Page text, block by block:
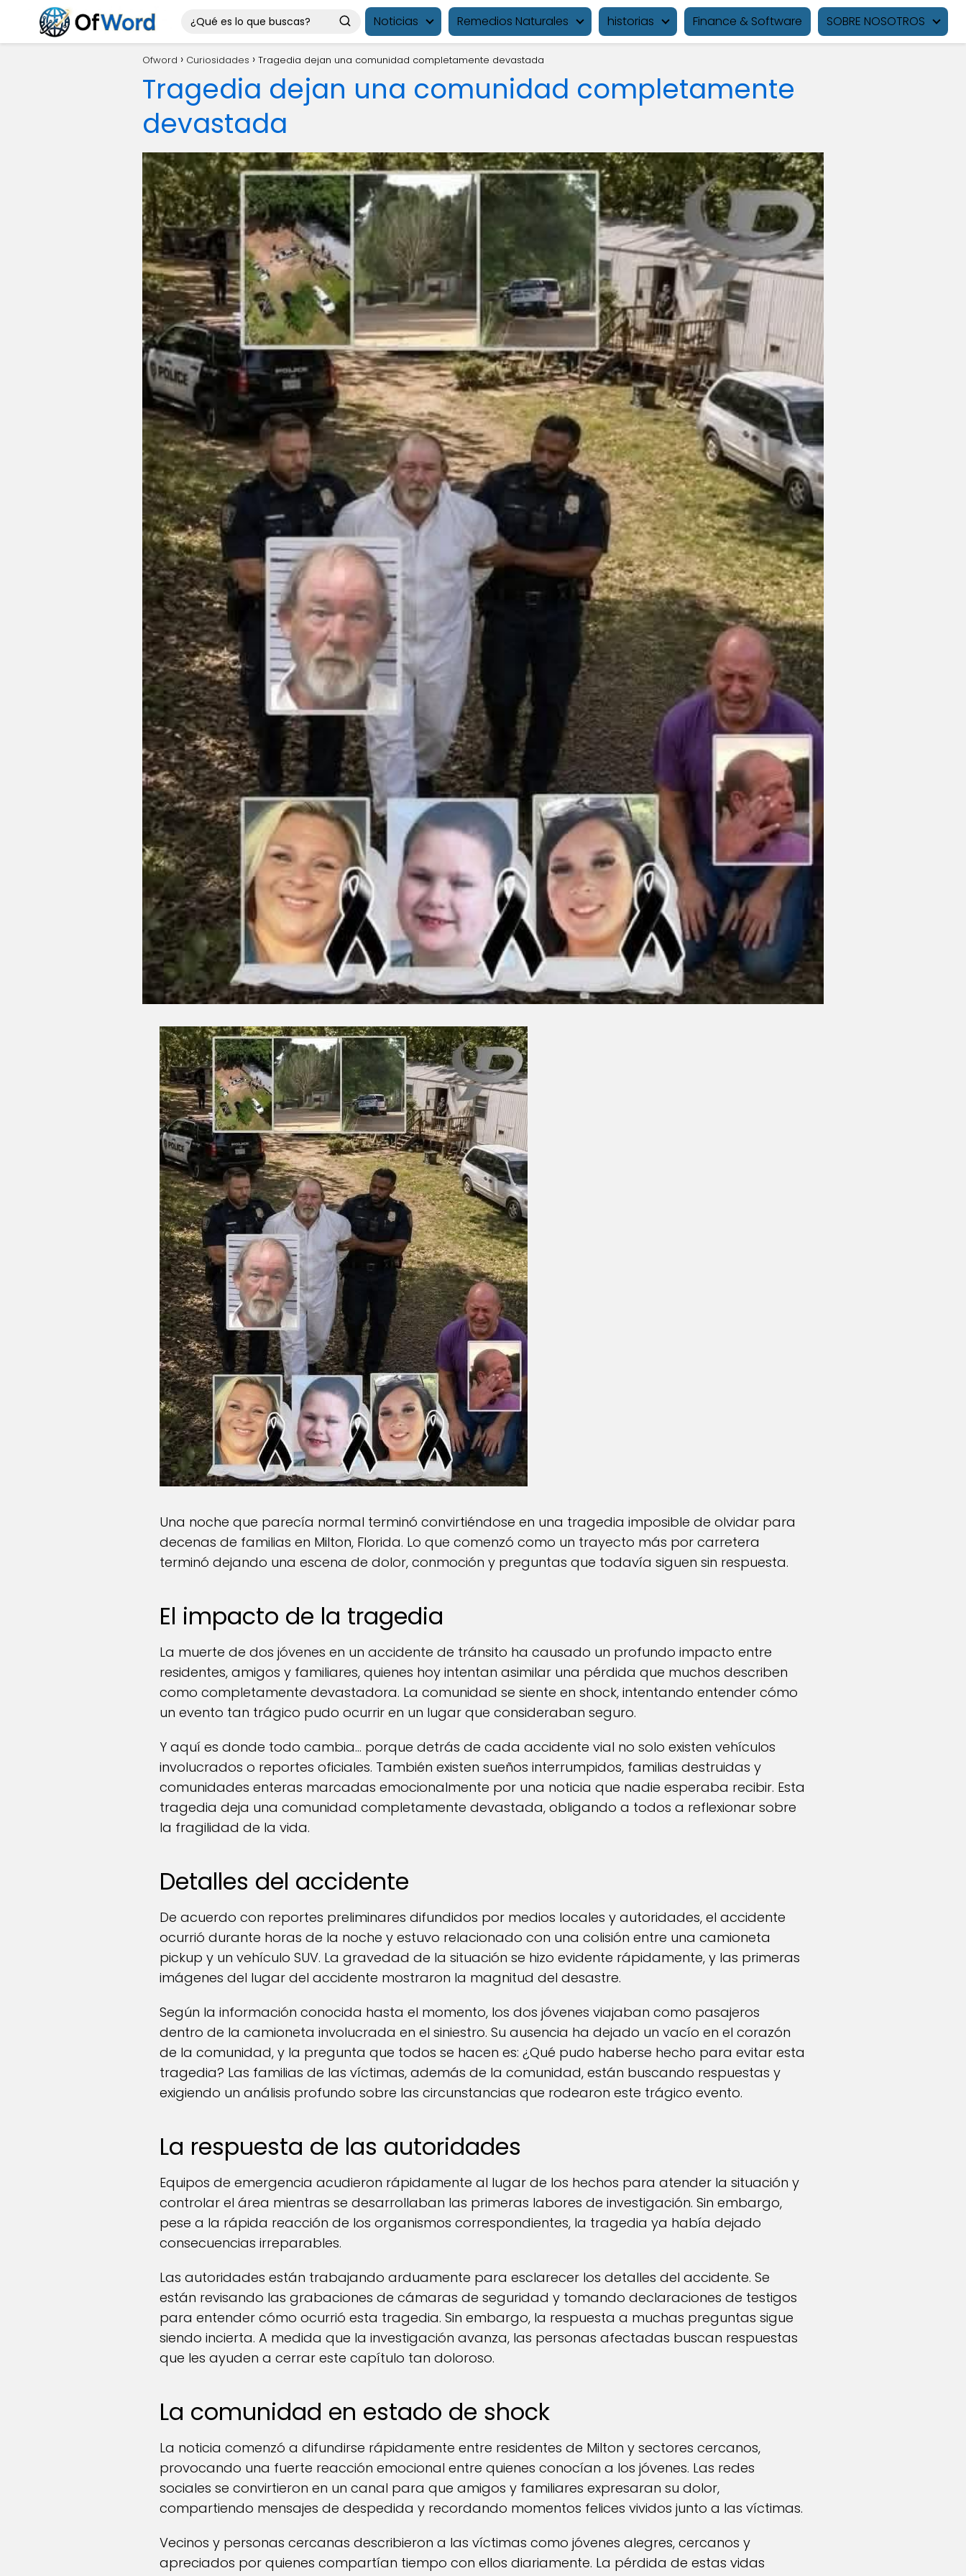
Noticias Remedios Naturales historias Finance & Software SOBRE NOSOTROS
Ofword Curiosidades Tragedia dejan una comunidad completamente devastada
Tragedia dejan una comunidad completamente
devastada
Una noche que parecía normal terminó convirtiéndose en una tragedia imposible de olvidar para
decenas de familias en Milton, Florida. Lo que comenzó como un trayecto más por carretera
terminó dejando una escena de dolor, conmoción y preguntas que todavía siguen sin respuesta.
El impacto de la tragedia
La muerte de dos jóvenes en un accidente de tránsito ha causado un profundo impacto entre
residentes, amigos y familiares, quienes hoy intentan asimilar una pérdida que muchos describen
como completamente devastadora. La comunidad se siente en shock, intentando entender cómo
un evento tan trágico pudo ocurrir en un lugar que consideraban seguro.
Y aquí es donde todo cambia… porque detrás de cada accidente vial no solo existen vehículos
involucrados o reportes oficiales. También existen sueños interrumpidos, familias destruidas y
comunidades enteras marcadas emocionalmente por una noticia que nadie esperaba recibir. Esta
tragedia deja una comunidad completamente devastada, obligando a todos a reflexionar sobre
la fragilidad de la vida.
Detalles del accidente
De acuerdo con reportes preliminares difundidos por medios locales y autoridades, el accidente
ocurrió durante horas de la noche y estuvo relacionado con una colisión entre una camioneta
pickup y un vehículo SUV. La gravedad de la situación se hizo evidente rápidamente, y las primeras
imágenes del lugar del accidente mostraron la magnitud del desastre.
Según la información conocida hasta el momento, los dos jóvenes viajaban como pasajeros
dentro de la camioneta involucrada en el siniestro. Su ausencia ha dejado un vacío en el corazón
de la comunidad, y la pregunta que todos se hacen es: ¿Qué pudo haberse hecho para evitar esta
tragedia? Las familias de las víctimas, además de la comunidad, están buscando respuestas y
exigiendo un análisis profundo sobre las circunstancias que rodearon este trágico evento.
La respuesta de las autoridades
Equipos de emergencia acudieron rápidamente al lugar de los hechos para atender la situación y
controlar el área mientras se desarrollaban las primeras labores de investigación. Sin embargo,
pese a la rápida reacción de los organismos correspondientes, la tragedia ya había dejado
consecuencias irreparables.
Las autoridades están trabajando arduamente para esclarecer los detalles del accidente. Se
están revisando las grabaciones de cámaras de seguridad y tomando declaraciones de testigos
para entender cómo ocurrió esta tragedia. Sin embargo, la respuesta a muchas preguntas sigue
siendo incierta. A medida que la investigación avanza, las personas afectadas buscan respuestas
que les ayuden a cerrar este capítulo tan doloroso.
La comunidad en estado de shock
La noticia comenzó a difundirse rápidamente entre residentes de Milton y sectores cercanos,
provocando una fuerte reacción emocional entre quienes conocían a los jóvenes. Las redes
sociales se convirtieron en un canal para que amigos y familiares expresaran su dolor,
compartiendo mensajes de despedida y recordando momentos felices vividos junto a las víctimas.
Vecinos y personas cercanas describieron a las víctimas como jóvenes alegres, cercanos y
apreciados por quienes compartían tiempo con ellos diariamente. La pérdida de estas vidas